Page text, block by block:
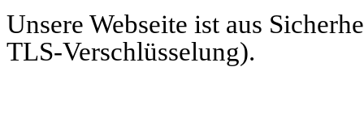
Unsere Webseite ist aus
TLS-Verschlüsselung).